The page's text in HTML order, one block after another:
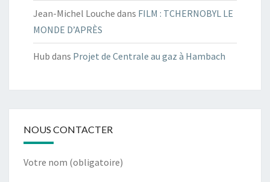
Jean-Michel Louche dans FILM : TCHERNOBYL LE
MONDE D’APRÈS
Hub dans Projet de Centrale au gaz à Hambach
NOUS CONTACTER
Votre nom (obligatoire)